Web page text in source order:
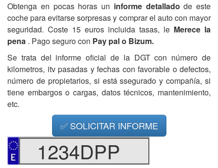
Obtenga en pocas horas un informe detalladode este
coche para evitarse sorpresas y comprar el auto con mayor
seguridad. Coste 15 euros incluida tasas, le Merece la
pena . Pago seguro con Pay pal o Bizum.
Se trata del informe oficial de la DGT con número de
kilometros, itv pasadas y fechas con favorable o defectos,
número de propietarios, si está ssegurado y compañía, si
tiene embargos o cargas, datos técnicos, mantenimiento,
etc.
✅ SOLICITAR INFORME
1234DPP